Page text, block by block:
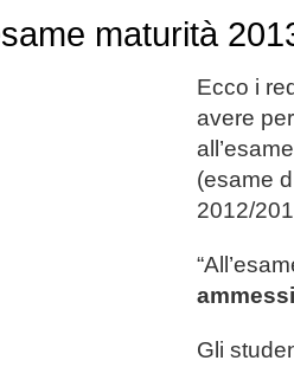
maturità
Ecco i
avere
(esame
2012/
ammessi
Gli